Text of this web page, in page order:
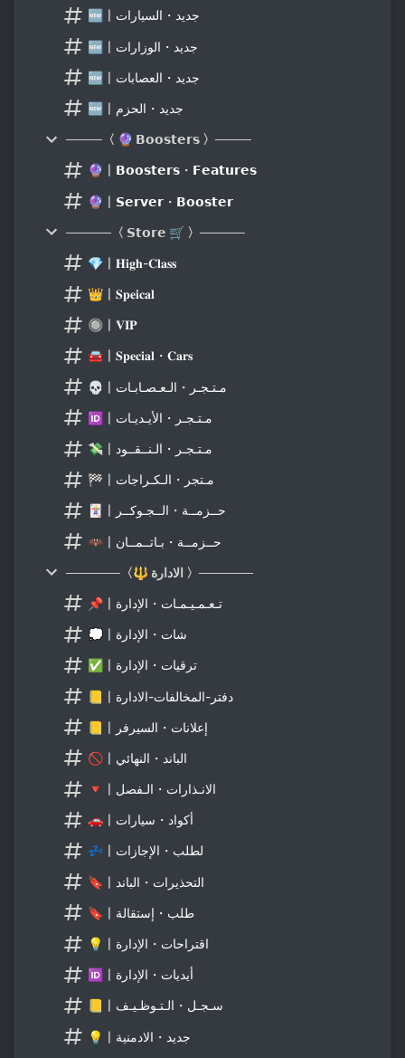
🆕〡جديد・السيارات
🆕〡جديد・الوزارات
🆕〡جديد・العصابات
🆕〡جديد・الحزم
────〈 🔮 𝗕𝗼𝗼𝘀𝘁𝗲𝗿𝘀 〉────
🔮〡𝗕𝗼𝗼𝘀𝘁𝗲𝗿𝘀・𝗙𝗲𝗮𝘁𝘂𝗿𝗲𝘀
🔮〡𝗦𝗲𝗿𝘃𝗲𝗿・𝗕𝗼𝗼𝘀𝘁𝗲𝗿
─────〈 𝗦𝘁𝗼𝗿𝗲 🛒 〉─────
💎〡𝐇𝐢𝐠𝐡-𝐂𝐥𝐚𝐬𝐬
👑〡𝐒𝐩𝐞𝐢𝐜𝐚𝐥
🔘〡𝐕𝐈𝐏
🚘〡𝐒𝐩𝐞𝐜𝐢𝐚𝐥・𝐂𝐚𝐫𝐬
💀〡مـتـجـر・الـعـصـابـات
🆔〡مـتـجـر・الأيـديـات
💸〡مـتـجـر・الـنــقــود
🏁〡مـتجر・الـكـراجات
🃏〡حــزمــة・الــجـوكــر
🦇〡حــزمــة・بـاتــمــان
──────〈🔱 الادارة 〉──────
📌〡تـعـمـيـمـات・الإدارة
💭〡شات・الإدارة
✅〡ترقيات・الإدارة
📒〡دفتر-المخالفات-الادارة
📒〡إعلانات・السيرفر
🚫〡الباند・النهائي
🔻〡الانـذارات・الـفصل
🚗〡أكواد・سيارات
💤〡لطلب・الإجازات
🔖〡التحذيرات・الباند
🔖〡طلب・إستقالة
💡〡اقتراحات・الإدارة
🆔〡أيديات・الإدارة
📒〡سـجـل・الـتـوظـيـف
💡〡جديد・الادمنية